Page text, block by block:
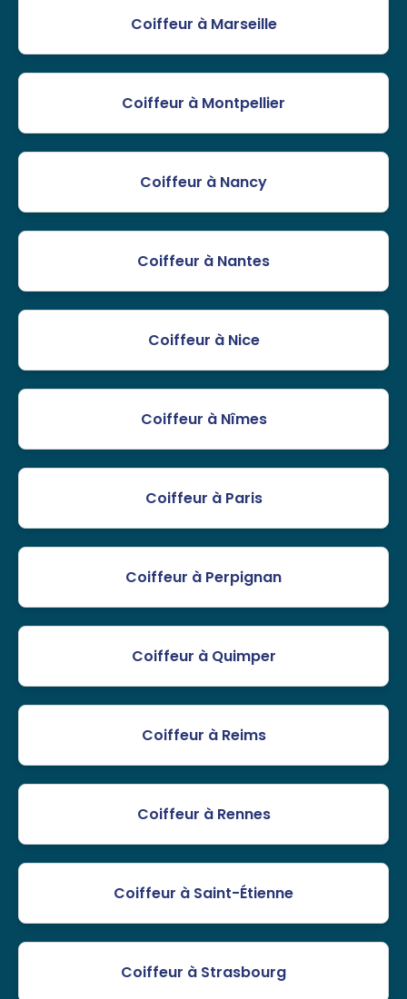
Coiffeur à Marseille
Coiffeur à Montpellier
Coiffeur à Nancy
Coiffeur à Nantes
Coiffeur à Nice
Coiffeur à Nîmes
Coiffeur à Paris
Coiffeur à Perpignan
Coiffeur à Quimper
Coiffeur à Reims
Coiffeur à Rennes
Coiffeur à Saint-Étienne
Coiffeur à Strasbourg